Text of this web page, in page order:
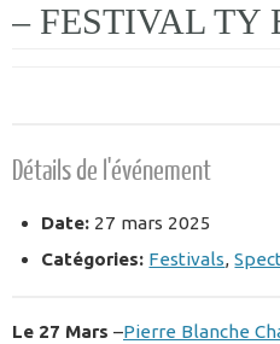
– FESTIVAL TY
Détails de l'événement
Date: 27 mars 2025
Catégories: Festivals,
Le 27 Mars –Pierre Blanche